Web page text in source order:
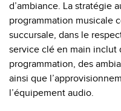
d’ambiance. La stratégie
programmation musicale
succursale, dans le
service clé en main inclut
programmation, des
ainsi que
l’équipement audio.